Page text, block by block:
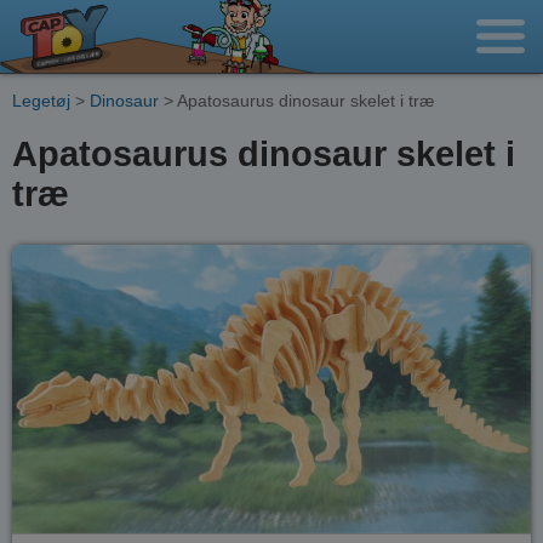
Legetøj > Dinosaur > Apatosaurus dinosaur skelet i træ
Apatosaurus dinosaur skelet i
træ